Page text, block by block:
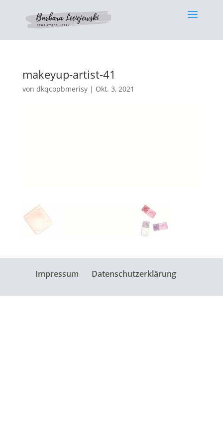
makeyup-artist-41
von dkqcopbmerisy| Okt. 3, 2021
Impressum Datenschutzerklärung